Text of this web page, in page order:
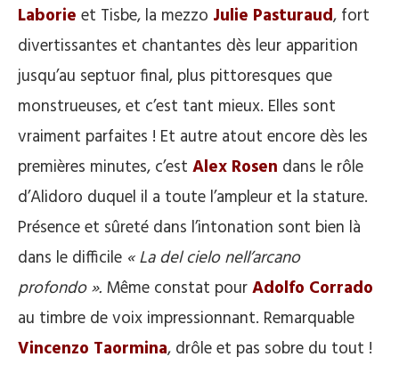
Laborie et Tisbe, la mezzo Julie Pasturaud, fort
divertissantes et chantantes dès leur apparition
jusqu’au septuor final, plus pittoresques que
monstrueuses, et c’est tant mieux. Elles sont
vraiment parfaites ! Et autre atout encore dès les
premières minutes, c’est Alex Rosen dans le rôle
d’Alidoro duquel il a toute l’ampleur et la stature.
Présence et sûreté dans l’intonation sont bien là
dans le difficile « La del cielo nell’arcano
profondo ». Même constat pourAdolfo Corrado
au timbre de voix impressionnant. Remarquable
Vincenzo Taormina, drôle et pas sobre du tout !